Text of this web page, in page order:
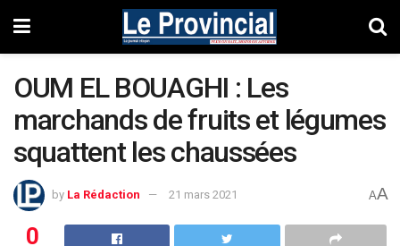
OUM EL BOUAGHI : Les
marchands de fruits et légumes
squattent les chaussées
by La Rédaction 21 mars 2021 AA
0